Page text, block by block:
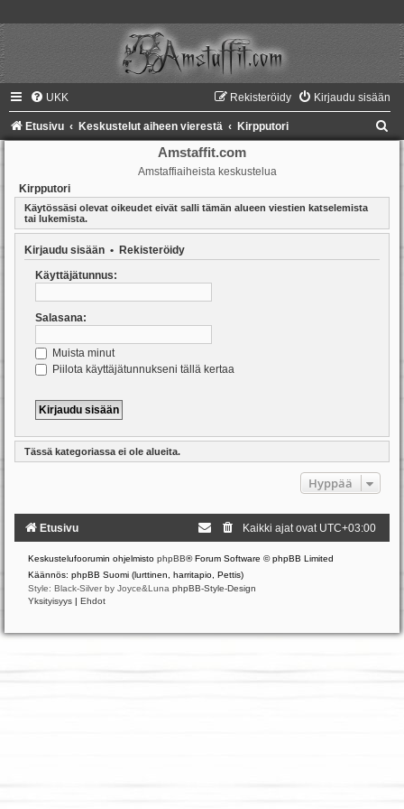
UKK Kirjaudu sisään
Rekisteröidy
Etusivu Keskustelut aiheen vierestä Kirpputori
Amstaffit.com
Amstaffiaiheista keskustelua
Kirpputori
Käytössäsi olevat oikeudet eivät salli tämän alueen viestien katselemista
tai lukemista.
Kirjaudu sisään • Rekisteröidy
Käyttäjätunnus:
Salasana:
Muista minut
Piilota käyttäjätunnukseni tällä kertaa
Tässä kategoriassa ei ole alueita.
Hyppää
Etusivu Kaikki ajat ovat UTC+03:00
Keskustelufoorumin ohjelmisto phpBB® Forum Software © phpBB Limited
Käännös: phpBB Suomi (lurttinen, harritapio, Pettis)
Style: Black-Silver by Joyce&Luna phpBB-Style-Design
Yksityisyys | Ehdot